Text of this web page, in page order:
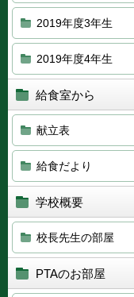
2019年度3年生
2019年度4年生
給食室から
献立表
給食だより
学校概要
校長先生の部屋
PTAのお部屋